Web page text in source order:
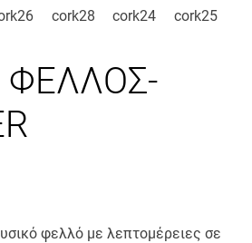
ΦΕΛΛΟΣ-
φελλό με λεπτομέρειες σε